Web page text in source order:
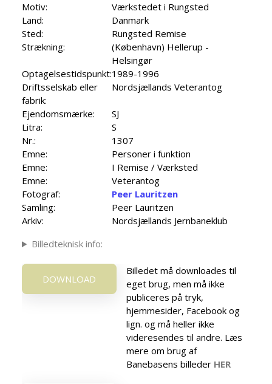
Motiv:
Værkstedet i Rungsted
Land:
Danmark
Sted:
Rungsted Remise
Strækning:
(København) Hellerup -
Helsingør
Optagelsestidspunkt:1989-1996
Driftsselskab eller
fabrik:
Nordsjællands Veterantog
Ejendomsmærke:
SJ
Litra:
S
Nr.:
1307
Emne:
Personer i funktion
Emne:
I Remise / Værksted
Emne:
Veterantog
Fotograf:
Peer Lauritzen
Samling:
Peer Lauritzen
Arkiv:
Nordsjællands Jernbaneklub
Billedteknisk info:
DOWNLOAD
Billedet må downloades til
eget brug, men må ikke
publiceres på tryk,
hjemmesider, Facebook og
lign. og må heller ikke
videresendes til andre. Læs
mere om brug af
Banebasens billeder HER